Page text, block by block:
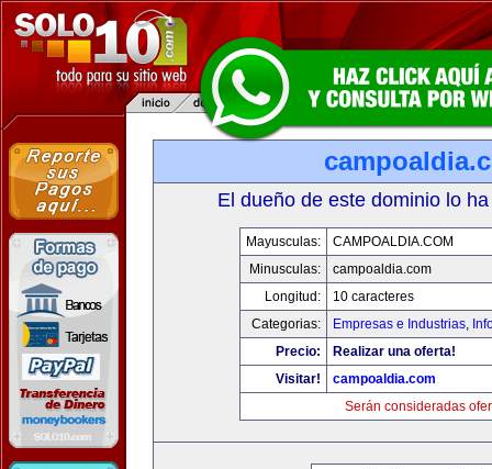
El dueño de este dominio lo
Mayusculas:
CAMPOALDIA.COM
Minusculas:
campoaldia.com
Longitud:
10 caracteres
Categorias:
Empresas e Industrias,
Precio:
Realizar una oferta!
Visitar!
campoaldia.com
Serán consideradas